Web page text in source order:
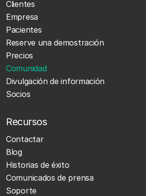
Clientes
Empresa
Pacientes
Reserve una demostración
Precios
Comunidad
Divulgación de información
Socios
Recursos
Contactar
Blog
Historias de éxito
Comunicados de prensa
Soporte